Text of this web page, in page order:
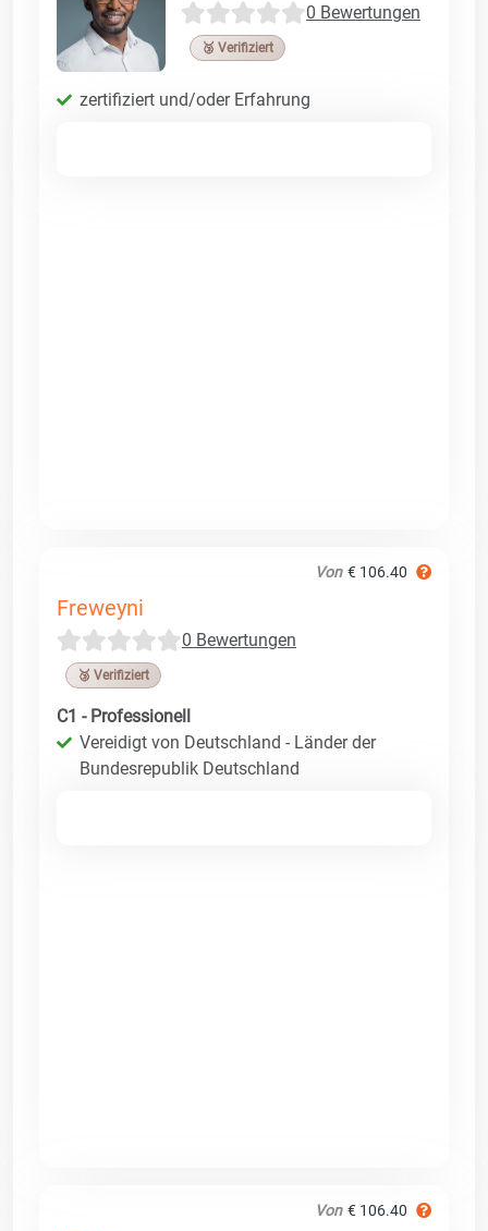
0 Bewertungen
🥉 Verifiziert
zertifiziert und/oder Erfahrung
Von € 106.40
Freweyni
0 Bewertungen
🥉 Verifiziert
C1 - Professionell
Vereidigt von Deutschland - Länder der
Bundesrepublik Deutschland
Von € 106.40